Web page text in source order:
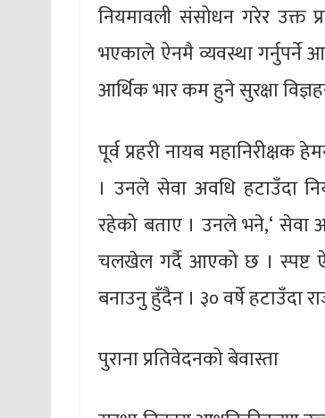
नियमावली संसोधन गरेर उक्त
भएकाले ऐनमै व्यवस्था गर्नुपर्ने
आर्थिक भार कम हुने सुरक्षा
पूर्व प्रहरी नायब महानिरीक्षक
। उनले सेवा अवधि हटाउँदा
रहेको बताए । उनले भने,‘ सेवा
चलखेल गर्दै आएको छ । स्पष्ट
बनाउनु हुँदैन । ३० वर्षे हटाउँदा
पुराना प्रतिवेदनको बेवास्ता